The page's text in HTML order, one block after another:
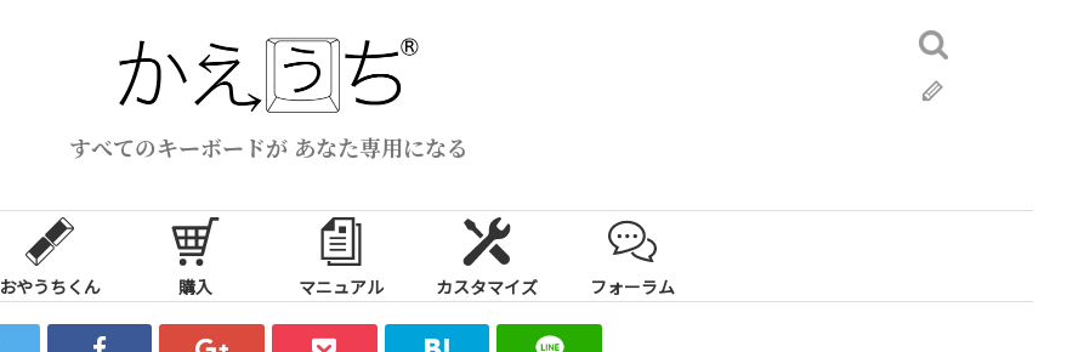
すべてのキーボードが あなた専用になる
検
索:
おやうちくん 購入 マニュアル カスタマイズ フォーラム